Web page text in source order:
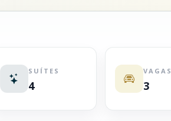
SUÍTES
4
VAGAS
3